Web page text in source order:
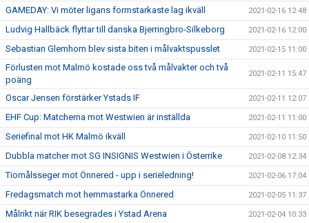
GAMEDAY: Vi möter ligans formstarkaste lag ikväll 2021-02-16 12:48
Ludvig Hallbäck flyttar till danska Bjerringbro-Silkeborg 2021-02-16 12:00
Sebastian Glemhorn blev sista biten i målvaktspusslet 2021-02-15 11:00
Förlusten mot Malmö kostade oss två målvakter och två
poäng
2021-02-11 15:47
Oscar Jensen förstärker Ystads IF 2021-02-11 12:07
EHF Cup: Matcherna mot Westwien är inställda 2021-02-11 11:00
Seriefinal mot HK Malmö ikväll 2021-02-10 11:50
Dubbla matcher mot SG INSIGNIS Westwien i Österrike 2021-02-08 12:34
Tiomålsseger mot Önnered - upp i serieledning! 2021-02-06 17:04
Fredagsmatch mot hemmastarka Önnered 2021-02-05 11:37
Målrikt när RIK besegrades i Ystad Arena 2021-02-04 10:33